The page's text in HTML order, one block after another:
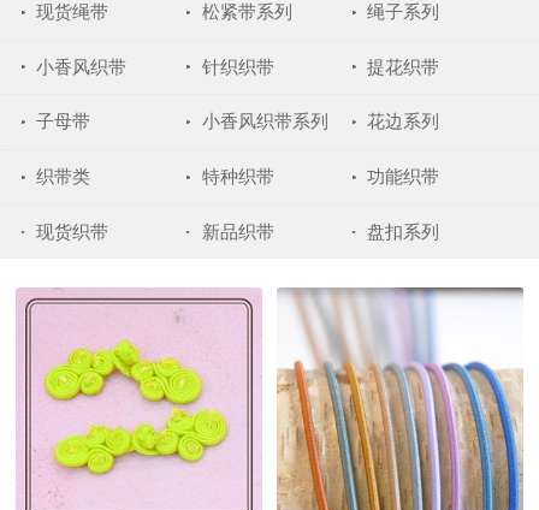
现货绳带 松紧带系列 绳子系列
小香风织带 针织织带 提花织带
子母带 小香风织带系列 花边系列
织带类 特种织带 功能织带
现货织带 新品织带 盘扣系列